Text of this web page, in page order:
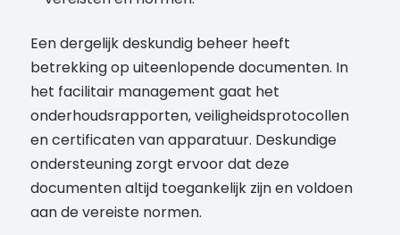
Een dergelijk deskundig beheer heeft
betrekking op uiteenlopende documenten. In
het facilitair management gaat het
onderhoudsrapporten, veiligheidsprotocollen
en certificaten van apparatuur. Deskundige
ondersteuning zorgt ervoor dat deze
documenten altijd toegankelijk zijn en voldoen
aan de vereiste normen.